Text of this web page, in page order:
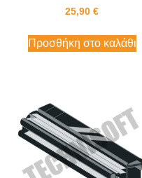
25,90 €
Προσθήκη στο καλάθι